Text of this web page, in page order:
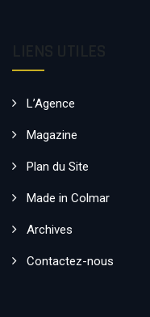
L’Agence
Magazine
Plan du Site
Made in Colmar
Archives
Contactez-nous